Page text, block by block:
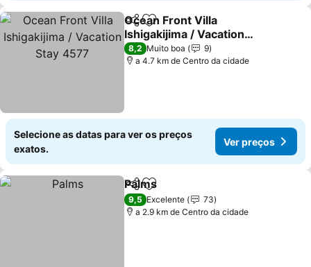
PartilharAdicionar aos favoritos
Ocean Front Villa
Ishigakijima / Vacation
Stay 4577
Ver preços
8,2 Muito boa
9
a 4.7 km de Centro da cidade
Selecione as datas para ver os preços
exatos.
Ver preços
PartilharAdicionar aos favoritos
Palms
9,5 Excelente
73
a 2.9 km de Centro da cidade